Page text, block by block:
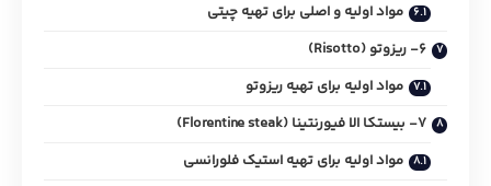
مواد اولیه و اصلی برای تهیه چیتی
6- ریزوتو (Risotto)
مواد اولیه برای تهیه ریزوتو
7- بیستکا الا فیورنتینا (Florentine steak)
مواد اولیه برای تهیه استیک فلورانسی